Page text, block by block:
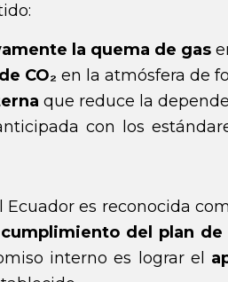
la quema de gas
CO₂ en la atmósfera de
que reduce la
con los
es reconocida
del plan
interno es lograr el